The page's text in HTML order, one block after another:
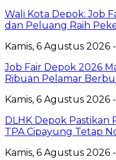
Wali Kota Depok: Job
dan Peluang Raih
Kamis, 6 Agustus 2026 -
Job Fair Depok 2026
Ribuan Pelamar
Kamis, 6 Agustus 2026
DLHK Depok
TPA Cipayung Tetap
Kamis, 6 Agustus 2026